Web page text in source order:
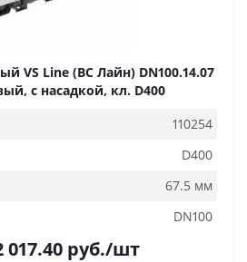
VS Line (ВС Лайн) DN100.14.07
с насадкой, кл. D400
110254
D400
67.5 мм
DN100
017.40руб./шт